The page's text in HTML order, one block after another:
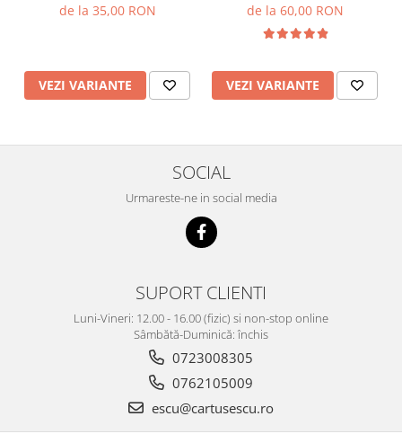
de la 35,00 RON
VEZI VARIANTE
de la 60,00 RON
VEZI VARIANTE
SOCIAL
Urmareste-ne in social media
SUPORT CLIENTI
Luni-Vineri: 12.00 - 16.00 (fizic) si non-stop online
Sâmbătă-Duminică: închis
0723008305
0762105009
escu@cartusescu.ro